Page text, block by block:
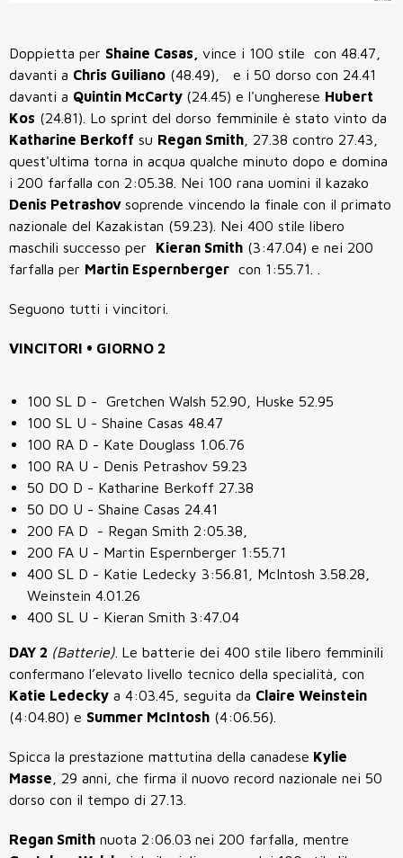
Doppietta per Shaine Casas, vince i 100 stile con 48.47,
davanti a Chris Guiliano (48.49), e i 50 dorso con 24.41
davanti a Quintin McCarty (24.45) e l'ungherese Hubert
Kos (24.81). Lo sprint del dorso femminile è stato vinto da
Katharine Berkoff su Regan Smith , 27.38 contro 27.43,
quest'ultima torna in acqua qualche minuto dopo e domina
i 200 farfalla con 2:05.38. Nei 100 rana uomini il kazako
Denis Petrashov soprende vincendo la finale con il primato
nazionale del Kazakistan (59.23). Nei 400 stile libero
maschili successo per Kieran Smith (3:47.04) e nei 200
farfalla per Martin Espernberger con 1:55.71. .
Seguono tutti i vincitori.
VINCITORI • GIORNO 2
100 SL D - Gretchen Walsh 52.90, Huske 52.95
100 SL U - Shaine Casas 48.47
100 RA D - Kate Douglass 1.06.76
100 RA U - Denis Petrashov 59.23
50 DO D - Katharine Berkoff 27.38
50 DO U - Shaine Casas 24.41
200 FA D - Regan Smith 2:05.38,
200 FA U - Martin Espernberger 1:55.71
400 SL D - Katie Ledecky 3:56.81, McIntosh 3.58.28,
Weinstein 4.01.26
400 SL U - Kieran Smith 3:47.04
DAY 2 (Batterie) Le batterie dei 400 stile libero femminili
confermano l’elevato livello tecnico della specialità, con
Katie Ledecky a 4:03.45, seguita da Claire Weinstein
(4:04.80) e Summer McIntosh (4:06.56).
Spicca la prestazione mattutina della canadese Kylie
Masse , 29 anni, che firma il nuovo record nazionale nei 50
dorso con il tempo di 27.13.
Regan Smith nuota 2:06.03 nei 200 farfalla, mentre